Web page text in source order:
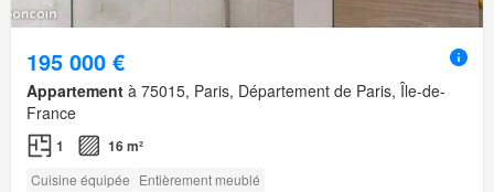
195 000 €
Appartement à 75015, Paris, Département de Paris, Île-de-
France
1 16 m²
Cuisine équipée Entièrement meublé